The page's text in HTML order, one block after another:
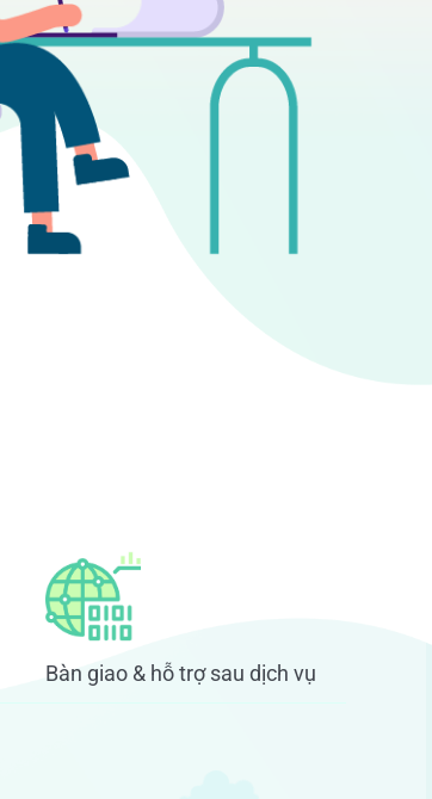
Bàn giao & hỗ trợ sau dịch vụ